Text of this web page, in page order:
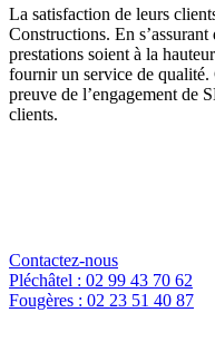
La satisfaction de leurs
Constructions. En
prestations soient à la
fournir un service de qualité.
preuve de l’engagement de
clients.
Contactez-nous
Pléchâtel : 02 99 43 70 62
Fougères : 02 23 51 40 87